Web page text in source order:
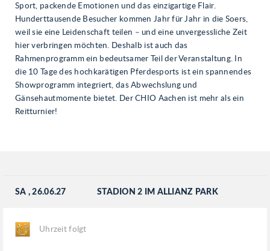
Sport, packende Emotionen und das einzigartige Flair.
Hunderttausende Besucher kommen Jahr für Jahr in die Soers,
weil sie eine Leidenschaft teilen – und eine unvergessliche Zeit
hier verbringen möchten. Deshalb ist auch das
Rahmenprogramm ein bedeutsamer Teil der Veranstaltung. In
die 10 Tage des hochkarätigen Pferdesports ist ein spannendes
Showprogramm integriert, das Abwechslung und
Gänsehautmomente bietet. Der CHIO Aachen ist mehr als ein
Reitturnier!
SA , 26.06.27 STADION 2 IM ALLIANZ PARK
Uhrzeit folgt